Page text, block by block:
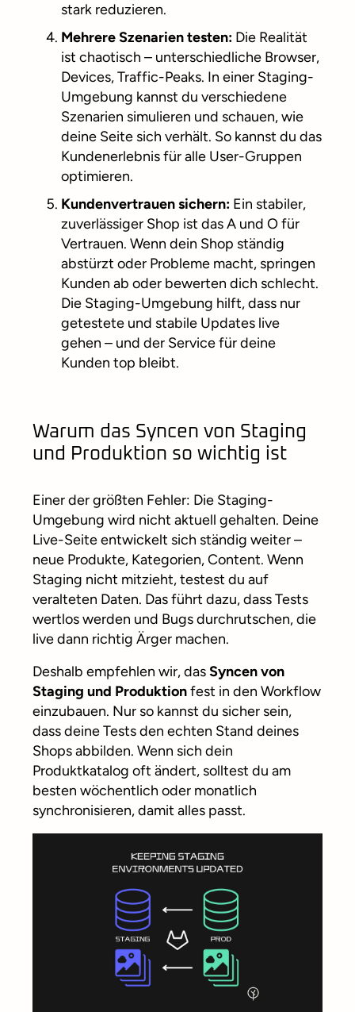
stark reduzieren.
Mehrere Szenarien testen: Die Realität
ist chaotisch – unterschiedliche Browser,
Devices, Traffic-Peaks. In einer Staging-
Umgebung kannst du verschiedene
Szenarien simulieren und schauen, wie
deine Seite sich verhält. So kannst du das
Kundenerlebnis für alle User-Gruppen
optimieren.
Kundenvertrauen sichern: Ein stabiler,
zuverlässiger Shop ist das A und O für
Vertrauen. Wenn dein Shop ständig
abstürzt oder Probleme macht, springen
Kunden ab oder bewerten dich schlecht.
Die Staging-Umgebung hilft, dass nur
getestete und stabile Updates live
gehen – und der Service für deine
Kunden top bleibt.
Warum das Syncen von Staging
und Produktion so wichtig ist
Einer der größten Fehler: Die Staging-
Umgebung wird nicht aktuell gehalten. Deine
Live-Seite entwickelt sich ständig weiter –
neue Produkte, Kategorien, Content. Wenn
Staging nicht mitzieht, testest du auf
veralteten Daten. Das führt dazu, dass Tests
wertlos werden und Bugs durchrutschen, die
live dann richtig Ärger machen.
Deshalb empfehlen wir, dasSyncen von
Staging und Produktionfest in den Workflow
einzubauen. Nur so kannst du sicher sein,
dass deine Tests den echten Stand deines
Shops abbilden. Wenn sich dein
Produktkatalog oft ändert, solltest du am
besten wöchentlich oder monatlich
synchronisieren, damit alles passt.